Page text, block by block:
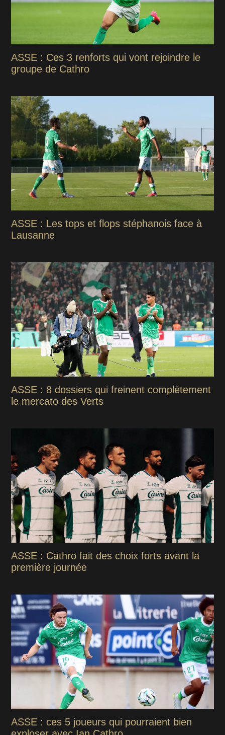
ASSE : Ces 3 renforts qui vont rejoindre le
groupe de Cathro
ASSE : Les tops et flops stéphanois face à
Lausanne
ASSE : 8 dossiers qui freinent complètement
le mercato des Verts
ASSE : Cathro fait des choix forts avant la
première journée
ASSE : ces 5 joueurs qui pourraient bien